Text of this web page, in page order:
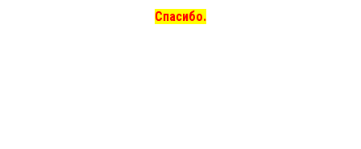
Спасибо.